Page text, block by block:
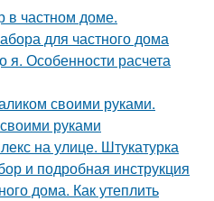
в частном доме.
для частного дома
я. Особенности расчета
своими руками.
руками
на улице. Штукатурка
и подробная инструкция
дома. Как утеплить